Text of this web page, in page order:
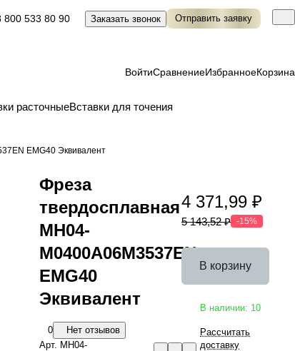
800 533 80 90 Заказать звонок Отправить заявку
ВойтиСравнениеИзбранноеКорзина
расточныеВставки для точения
EMG40 Эквивалент
Фреза
твердосплавная
MH04-
M0400A06M3537EN
EMG40
Эквивалент
0
Нет отзывов
Арт. MH04-
4 371,99 ₽
5 143,52 ₽ -15%
В корзину
В наличии: 10
Рассчитать
доставку